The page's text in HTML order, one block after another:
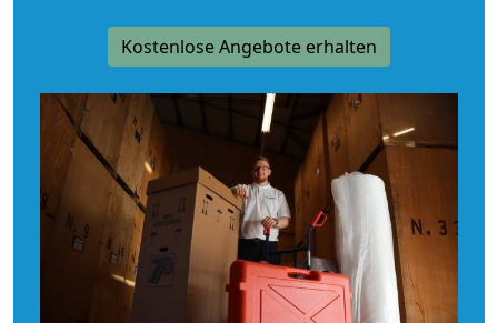
Kostenlose Angebote erhalten